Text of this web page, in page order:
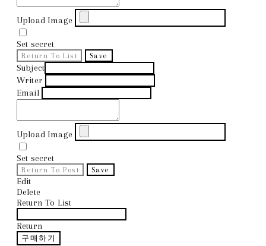
Upload Image
Set secret
Return To List Save
Subject
Writer
Email
Upload Image
Set secret
Return To Post Save
Edit
Delete
Return To List
Return
구매하기